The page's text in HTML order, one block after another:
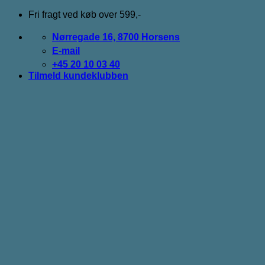
Fortsæt
indhold
Fri fragt ved køb over 599,-
Nørregade 16, 8700 Horsens
E-mail
+45 20 10 03 40
Tilmeld kundeklubben